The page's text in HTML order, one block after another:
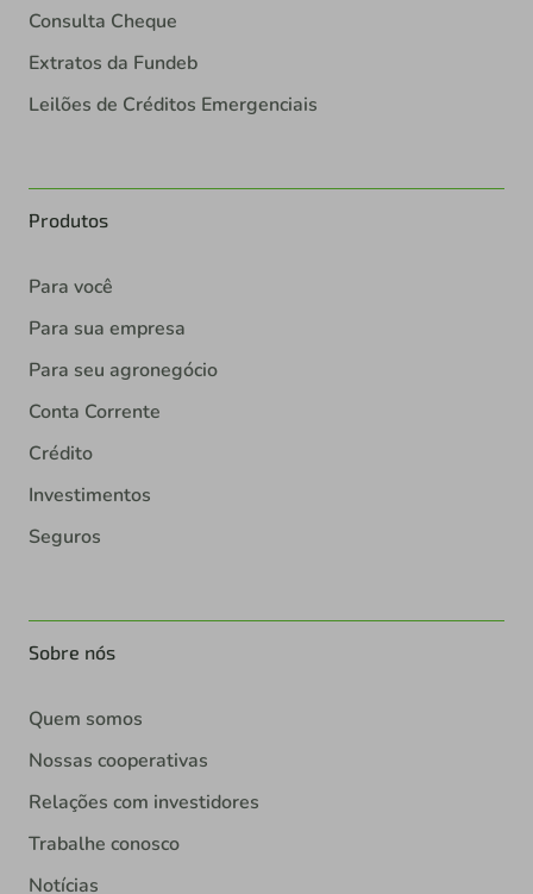
Consulta Cheque
Extratos da Fundeb
Leilões de Créditos Emergenciais
Produtos
Para você
Para sua empresa
Para seu agronegócio
Conta Corrente
Crédito
Investimentos
Seguros
Sobre nós
Quem somos
Nossas cooperativas
Relações com investidores
Trabalhe conosco
Notícias